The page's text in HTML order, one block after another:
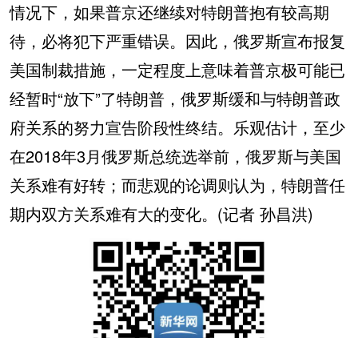
情况下，如果普京还继续对特朗普抱有较高期
待，必将犯下严重错误。因此，俄罗斯宣布报复
美国制裁措施，一定程度上意味着普京极可能已
经暂时“放下”了特朗普，俄罗斯缓和与特朗普政
府关系的努力宣告阶段性终结。乐观估计，至少
在2018年3月俄罗斯总统选举前，俄罗斯与美国
关系难有好转；而悲观的论调则认为，特朗普任
期内双方关系难有大的变化。(记者 孙昌洪)